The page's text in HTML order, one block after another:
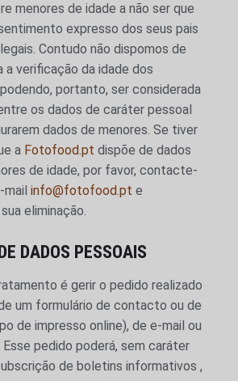
menores de idade a não ser que
expresso dos seus pais
Contudo não dispomos de
a verificação da idade dos
portanto, ser considerada
os dados de caráter pessoal
dados de menores. Se tiver
a Fotofood.pt dispõe de dados
de idade, por favor, contacte-
mail info@fotofood.pt e
eliminação.
DADOS PESSOAIS
é gerir o pedido realizado
um formulário de contacto ou de
de impresso online), de e-mail ou
pedido poderá, sem caráter
de boletins informativos ,